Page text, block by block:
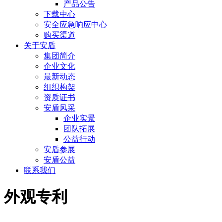
产品公告
下载中心
安全应急响应中心
购买渠道
关于安盾
集团简介
企业文化
最新动态
组织构架
资质证书
安盾风采
企业实景
团队拓展
公益行动
安盾参展
安盾公益
联系我们
外观专利